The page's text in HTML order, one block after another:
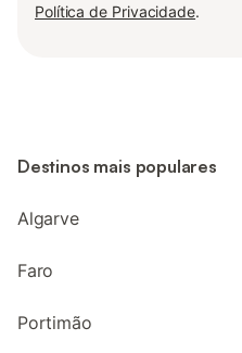
Política de Privacidade.
Destinos mais populares
Algarve
Faro
Portimão